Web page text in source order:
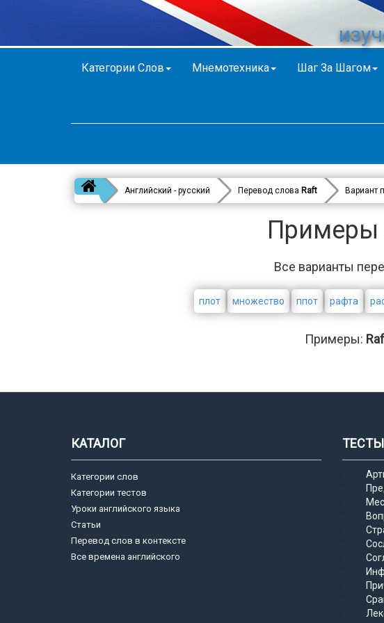
Категории Слов Мнемотехника Шаг За Шагом
Английский - русский Перевод слова Raft Вариант
Примеры
Все варианты
плот множество ппот рафта
Примеры:
КАТАЛОГ
Категории слов
Категории тестов
Уроки английского языка
Статьи
Перевод слов в контексте
Все времена английского
ТЕСТЫ